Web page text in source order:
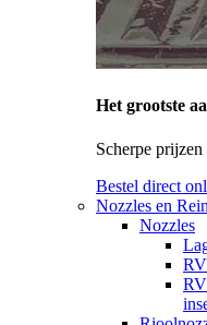
Het grootste
Scherpe
Bestel direct
Nozzles en
Nozzles